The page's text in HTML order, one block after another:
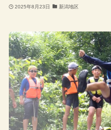
2025年8月23日 新潟地区